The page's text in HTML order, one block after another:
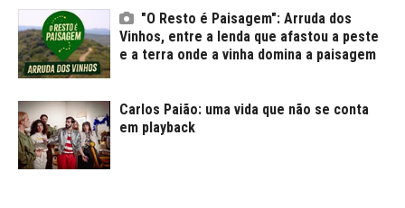
"O Resto é Paisagem": Arruda dos
Vinhos, entre a lenda que afastou a peste
e a terra onde a vinha domina a paisagem
Carlos Paião: uma vida que não se conta
em playback